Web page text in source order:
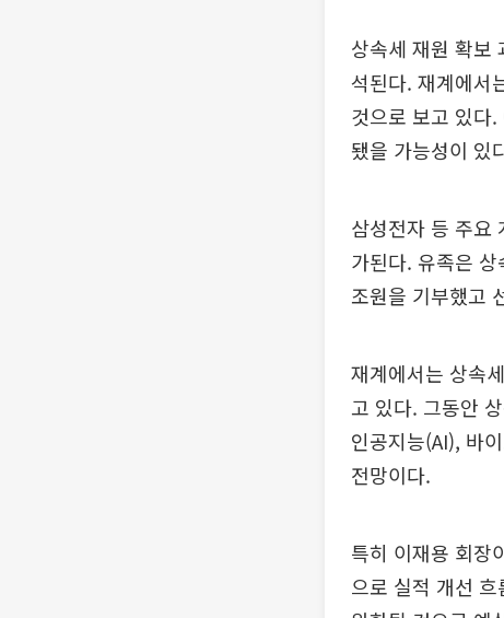
상속세 재원 확보
석된다. 재계에서
것으로 보고 있다
됐을 가능성이 있
삼성전자 등 주요
가된다. 유족은
조원을 기부했고
재계에서는 상속
고 있다. 그동안
인공지능(AI), 바
전망이다.
특히 이재용 회장
으로 실적 개선